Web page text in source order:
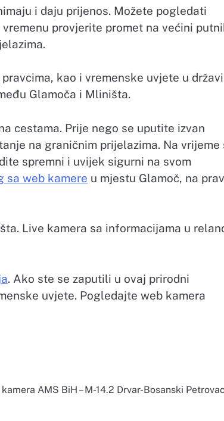
i daju prijenos. Možete pogledati
provjerite promet na većini
kao i vremenske uvjete u
Glamoča i Mliništa.
cestama. Prije nego se uputite izvan
na graničnim prijelazima. Na vrijeme
spremni i uvijek sigurni na svom
sa web kamere u mjestu Glamoč, na
Live kamera sa informacijama u
. Ako ste se zaputili u ovaj prirodni
uvjete. Pogledajte web kamera
AMS BiH – M-14.2 Drvar-Bosanski